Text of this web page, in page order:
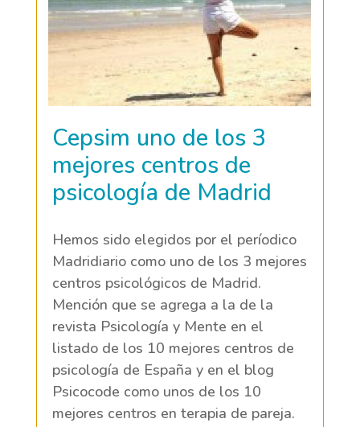
Cepsim uno de los 3
mejores centros de
psicología de Madrid
Hemos sido elegidos por el períodico
Madridiario como uno de los 3 mejores
centros psicológicos de Madrid.
Mención que se agrega a la de la
revista Psicología y Mente en el
listado de los 10 mejores centros de
psicología de España y en el blog
Psicocode como unos de los 10
mejores centros en terapia de pareja.